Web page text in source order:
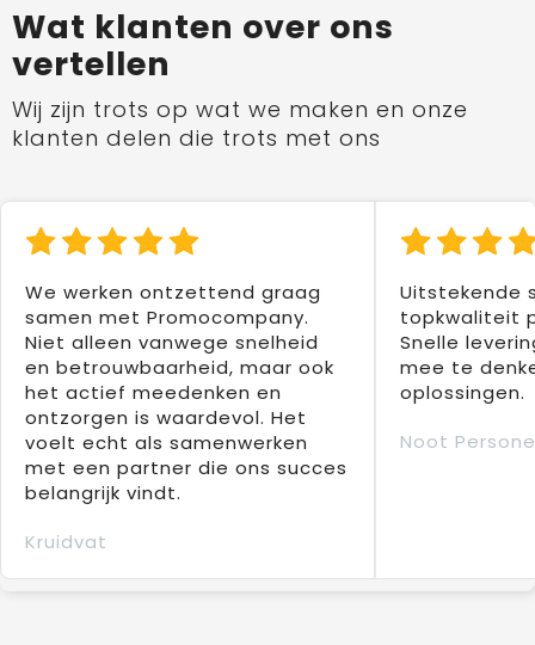
Wat klanten over ons
vertellen
Wij zijn trots op wat we maken en onze
klanten delen die trots met ons
We werken ontzettend graag
samen met Promocompany.
Niet alleen vanwege snelheid
en betrouwbaarheid, maar ook
het actief meedenken en
ontzorgen is waardevol. Het
voelt echt als samenwerken
met een partner die ons succes
belangrijk vindt.
Kruidvat
Uitstekende
topkwaliteit
Snelle
mee te
oplossingen.
Noot